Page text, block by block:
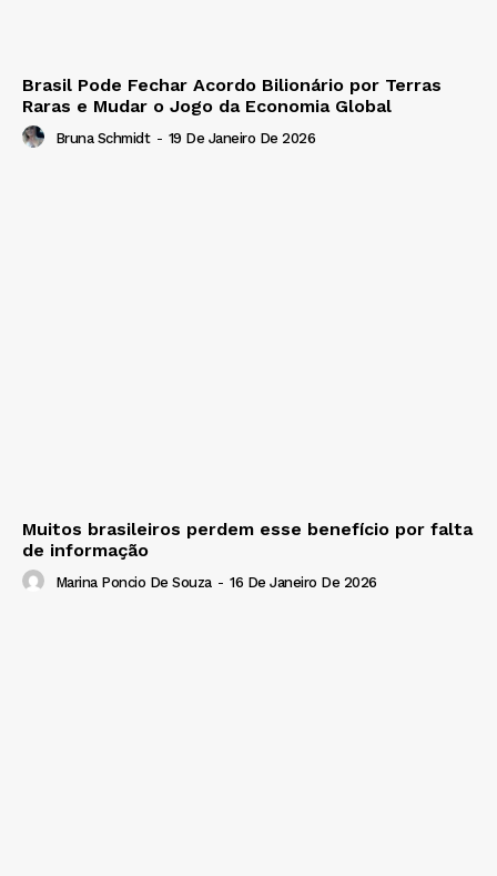
Brasil Pode Fechar Acordo Bilionário por Terras
Raras e Mudar o Jogo da Economia Global
Bruna Schmidt - 19 De Janeiro De 2026
Muitos brasileiros perdem esse benefício por falta
de informação
Marina Poncio De Souza - 16 De Janeiro De 2026